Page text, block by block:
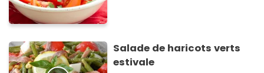
Salade de haricots verts
estivale